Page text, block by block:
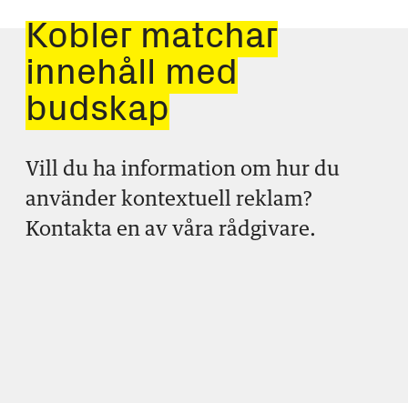
Kobler matchar
innehåll med
budskap
Vill du ha information om hur du
använder kontextuell reklam?
Kontakta en av våra rådgivare.